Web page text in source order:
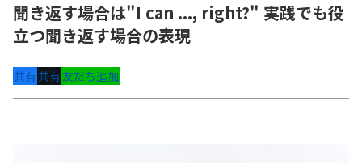
聞き返す場合は"I can ..., right?" 実践でも役
立つ聞き返す場合の表現
共有共有友だち追加